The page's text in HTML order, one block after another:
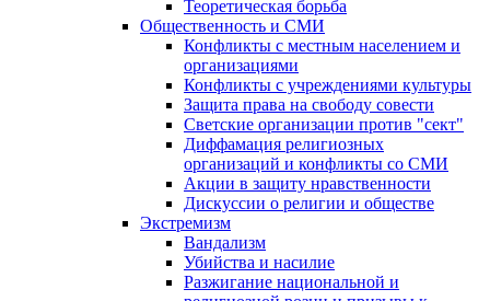
Теоретическая борьба
Общественность и СМИ
Конфликты с местным населением и
организациями
Конфликты с учреждениями культуры
Защита права на свободу совести
Светские организации против "сект"
Диффамация религиозных
организаций и конфликты со СМИ
Акции в защиту нравственности
Дискуссии о религии и обществе
Экстремизм
Вандализм
Убийства и насилие
Разжигание национальной и